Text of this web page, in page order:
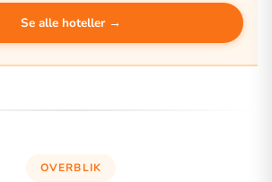
Se alle hoteller →
OVERBLIK